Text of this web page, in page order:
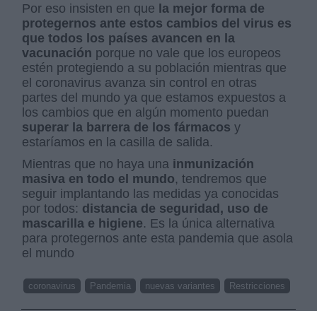
Por eso insisten en que la mejor forma de
protegernos ante estos cambios del virus es
que todos los países avancen en la
vacunación porque no vale que los europeos
estén protegiendo a su población mientras que
el coronavirus avanza sin control en otras
partes del mundo ya que estamos expuestos a
los cambios que en algún momento puedan
superar la barrera de los fármacos y
estaríamos en la casilla de salida.
Mientras que no haya una inmunización
masiva en todo el mundo, tendremos que
seguir implantando las medidas ya conocidas
por todos: distancia de seguridad, uso de
mascarilla e higiene. Es la única alternativa
para protegernos ante esta pandemia que asola
el mundo
coronavirus Pandemia nuevas variantes Restricciones